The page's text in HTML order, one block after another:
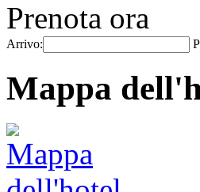
Prenota ora
Arrivo:
Mappa